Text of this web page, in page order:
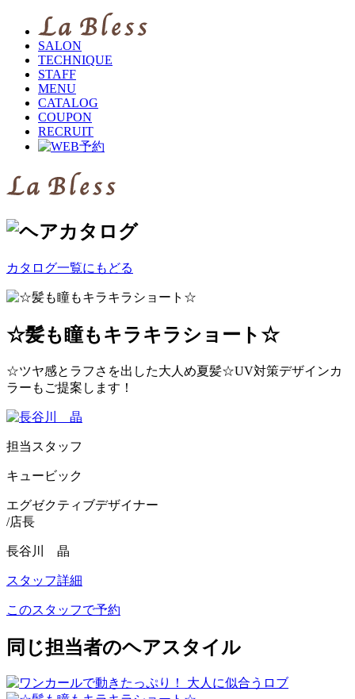
SALON
TECHNIQUE
STAFF
MENU
CATALOG
COUPON
RECRUIT
カタログ一覧にもどる
☆髪も瞳もキラキラショート☆
☆ツヤ感とラフさを出した大人め夏髪☆UV対策デザインカ
ラーもご提案します！
担当スタッフ
キュービック
エグゼクティブデザイナー
/店長
長谷川 晶
スタッフ詳細
このスタッフで予約
同じ担当者のヘアスタイル